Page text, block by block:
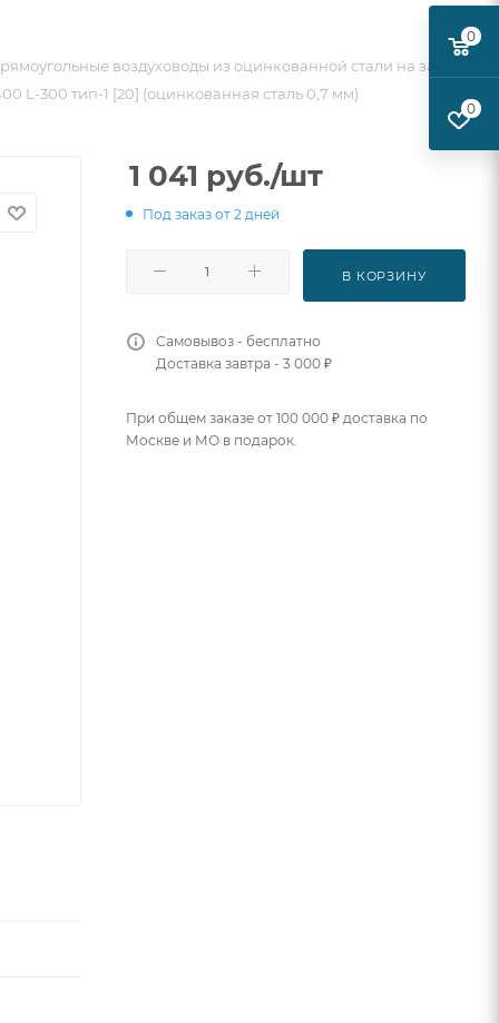
воздуховоды из оцинкованной стали на заказ
L-300 тип-1 [20] (оцинкованная сталь 0,7 мм)
1 041 руб./шт
Под заказ от 2 дней
В КОРЗИНУ
Самовывоз - бесплатно
Доставка завтра - 3 000 ₽
При общем заказе от 100 000 ₽ доставка по
Москве и МО в подарок.
0
0